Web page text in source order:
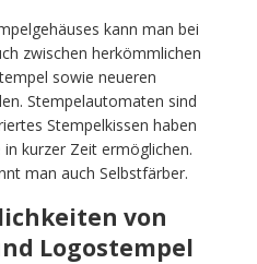
kann man bei
zwischen herkömmlichen
sowie neueren
Stempelautomaten sind
Stempelkissen haben
kurzer Zeit ermöglichen.
man auch Selbstfärber.
von
Logostempel